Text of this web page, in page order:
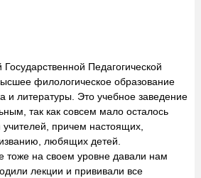
Педагогической
филологическое образование
и литературы. Это учебное заведение
так как совсем мало осталось
учителей, причем настоящих,
любящих детей.
тоже на своем уровне давали нам
лекции и прививали все